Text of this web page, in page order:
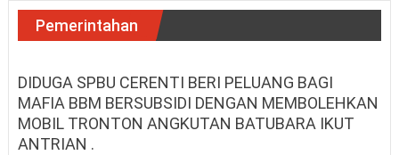
Pemerintahan
DIDUGA SPBU CERENTI BERI PELUANG BAGI
MAFIA BBM BERSUBSIDI DENGAN MEMBOLEHKAN
MOBIL TRONTON ANGKUTAN BATUBARA IKUT
ANTRIAN .